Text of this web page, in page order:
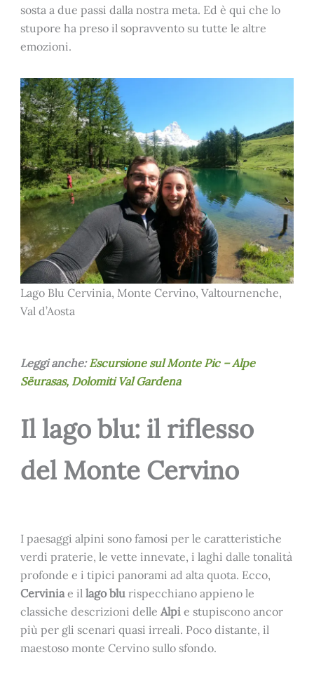
sosta a due passi dalla nostra meta. Ed è qui che lo
stupore ha preso il sopravvento su tutte le altre
emozioni.
Lago Blu Cervinia, Monte Cervino, Valtournenche,
Val d’Aosta
Leggi anche:Escursione sul Monte Pic – Alpe
Sëurasas, Dolomiti Val Gardena
Il lago blu: il riflesso
del Monte Cervino
I paesaggi alpini sono famosi per le caratteristiche
verdi praterie, le vette innevate, i laghi dalle tonalità
profonde e i tipici panorami ad alta quota. Ecco,
Cerviniae il lago blurispecchiano appieno le
classiche descrizioni delle Alpie stupiscono ancor
più per gli scenari quasi irreali. Poco distante, il
maestoso monte Cervino sullo sfondo.